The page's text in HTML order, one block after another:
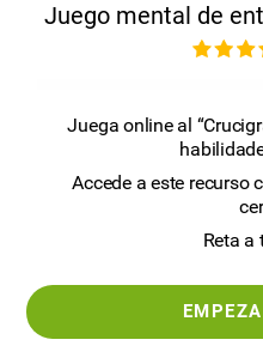
Juego mental de
Juega online al
Accede a este recurso
Reta a